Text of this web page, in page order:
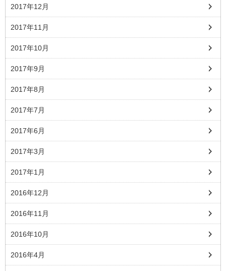
2017年12月
2017年11月
2017年10月
2017年9月
2017年8月
2017年7月
2017年6月
2017年3月
2017年1月
2016年12月
2016年11月
2016年10月
2016年4月